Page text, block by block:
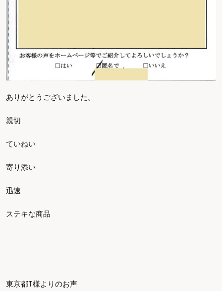
ありがとうございました。
親切
ていねい
寄り添い
迅速
ステキな商品
東京都T様よりのお声